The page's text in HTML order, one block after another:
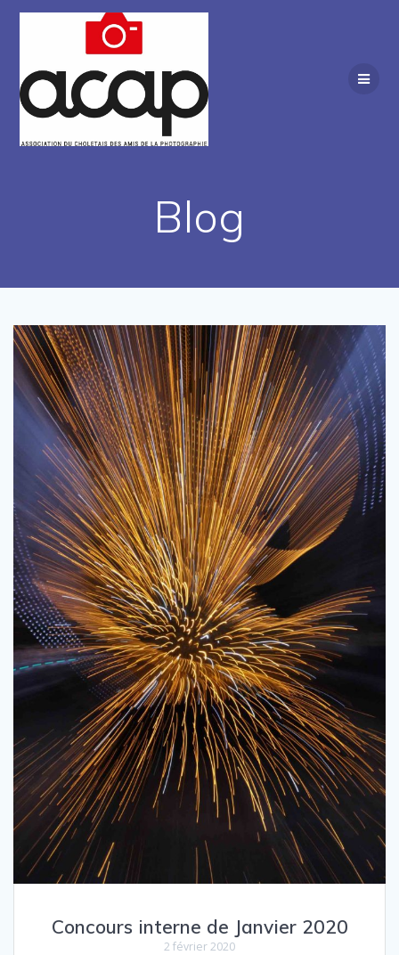
Passer
Blog
Concours interne de Janvier 2020
2 février 2020